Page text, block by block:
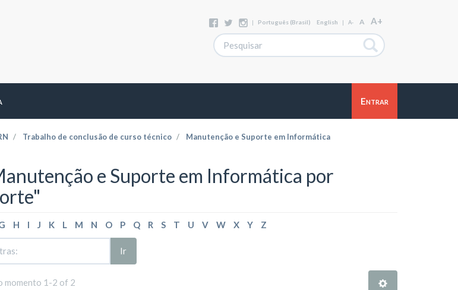
| Português (Brasil) English | A- A A+
Entrar
Trabalho de conclusão de curso técnico
Manutenção e Suporte em Informática
e Suporte em Informática por
H I J K L M N O P Q R S T U V W X Y Z
Ir
momento 1-2 of 2